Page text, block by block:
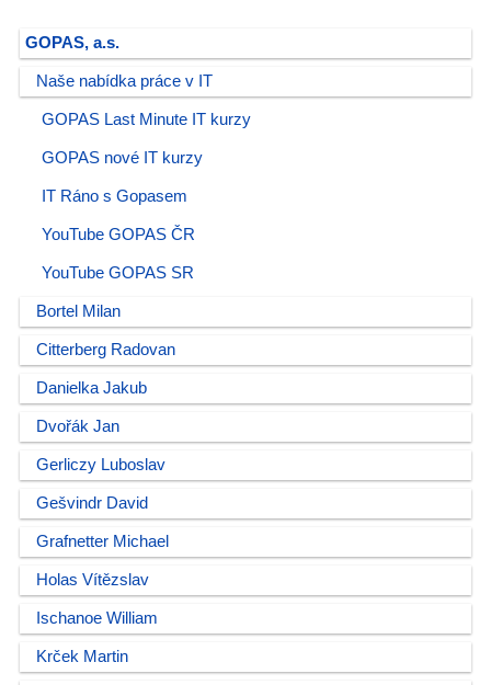
GOPAS, a.s.
Naše nabídka práce v IT
GOPAS Last Minute IT kurzy
GOPAS nové IT kurzy
IT Ráno s Gopasem
YouTube GOPAS ČR
YouTube GOPAS SR
Bortel Milan
Citterberg Radovan
Danielka Jakub
Dvořák Jan
Gerliczy Luboslav
Gešvindr David
Grafnetter Michael
Holas Vítězslav
Ischanoe William
Krček Martin